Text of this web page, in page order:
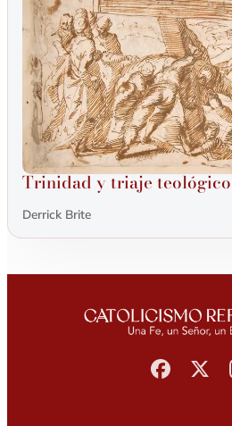
Trinidad y triaje teológico
Derrick Brite